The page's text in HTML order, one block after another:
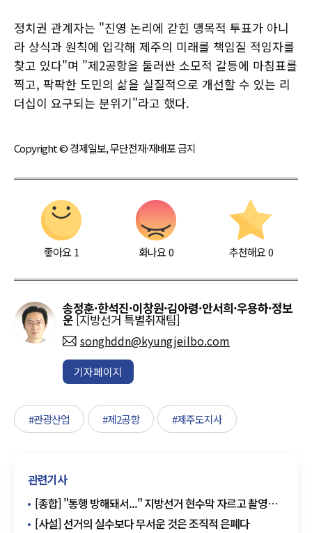
정치권 관계자는 "진영 논리에 갇힌 맹목적 투표가 아니
라 상식과 원칙에 입각해 제주의 미래를 책임질 적임자를
찾고 있다"며 "제2공항을 둘러싼 소모적 갈등에 마침표를
찍고, 팍팍한 도민의 삶을 실질적으로 개선할 수 있는 리
더십이 요구되는 분위기"라고 했다.
Copyright © 경제일보, 무단전재·재배포 금지
좋아요 1 화나요0 추천해요 0
송정훈·한석진·이창원·김아령·안서희·우용하·정보
운[지방선거 특별취재팀]
songhddn@kyungjeilbo.com
기자페이지
#관광산업 #제2공항 #제주도지사
관련기사
[종합] "통행 방해돼서..." 지방선거 현수막 자르고 촬영
시민에 야구방망이 휘두른 50대 징역 2년
[사설] 선거의 실수보다 무서운 것은 조직적 은폐다